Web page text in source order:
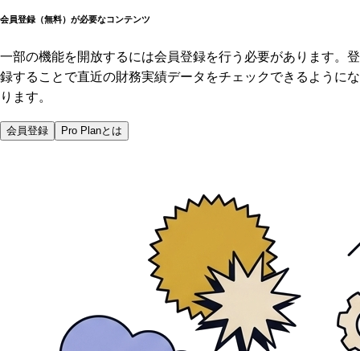
会員登録（無料）が必要なコンテンツ
一部の機能を開放するには会員登録を行う必要があります。登
録することで直近の財務実績データをチェックできるようにな
ります。
会員登録 Pro Planとは